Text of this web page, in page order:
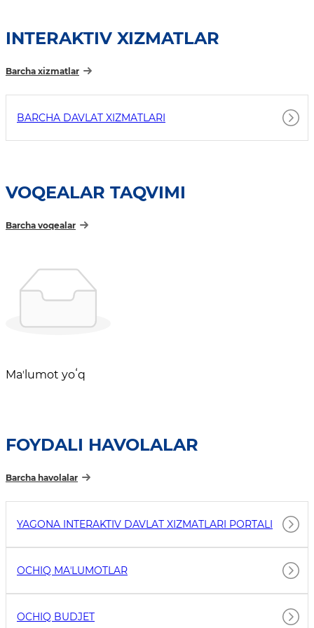
INTERAKTIV XIZMATLAR
Barcha xizmatlar
BARCHA DAVLAT XIZMATLARI
VOQEALAR TAQVIMI
Barcha voqealar
Maʼlumot yoʻq
FOYDALI HAVOLALAR
Barcha havolalar
YAGONA INTERAKTIV DAVLAT XIZMATLARI PORTALI
OCHIQ MAʼLUMOTLAR
OCHIQ BUDJET